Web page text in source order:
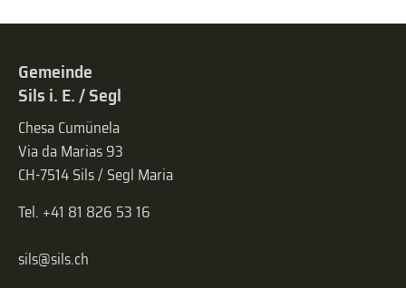
Gemeinde
Sils i. E. / Segl
Chesa Cumünela
Via da Marias 93
CH-7514 Sils / Segl Maria
Tel. +41 81 826 53 16
sils@sils.ch